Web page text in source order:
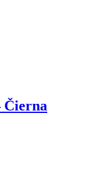
Čierna